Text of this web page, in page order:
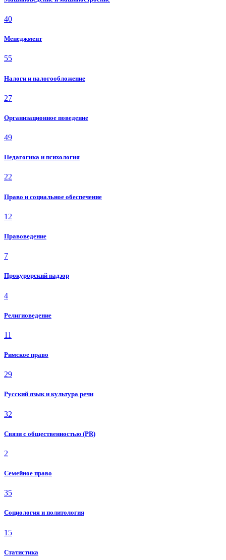
40
Менеджмент
55
Налоги и налогообложение
27
Организационное поведение
49
Педагогика и психология
22
Право и социальное обеспечение
12
Правоведение
7
Прокурорский надзор
4
Религиоведение
11
Римское право
29
Русский язык и культура речи
32
Связи с общественностью (PR)
2
Семейное право
35
Социология и политология
15
Статистика